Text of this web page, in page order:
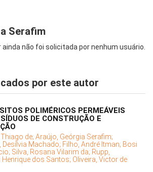
Serafim
ainda não foi solicitada por nenhum usuário.
por este autor
POLIMÉRICOS PERMEÁVEIS
DE CONSTRUÇÃO E
de; Araújo, Geórgia Serafim;
Desílvia Machado; Filho, André Itman; Bosi
Silva, Rosana Vilarim da; Rupp,
Henrique dos Santos; Oliveira, Victor de